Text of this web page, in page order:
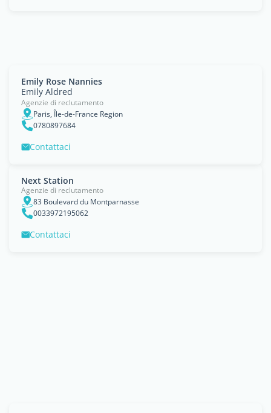
Emily Rose Nannies
Emily Aldred
Agenzie di reclutamento
Paris, Île-de-France Region
0780897684
Contattaci
Next Station
Agenzie di reclutamento
83 Boulevard du Montparnasse
0033972195062
Contattaci